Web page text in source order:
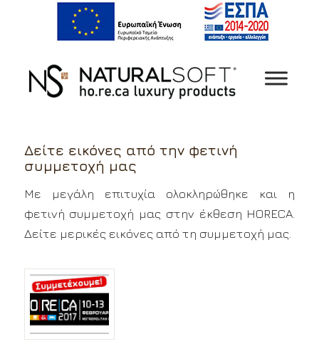
Δείτε εικόνες από την φετινή
συμμετοχή μας
Με μεγάλη επιτυχία ολοκληρώθηκε και η
φετινή συμμετοχή μας στην έκθεση HORECA.
Δείτε μερικές εικόνες από τη συμμετοχή μας.